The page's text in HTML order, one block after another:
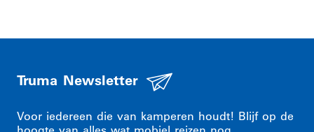
Truma Newsletter
Voor iedereen die van kamperen houdt! Blijf op de